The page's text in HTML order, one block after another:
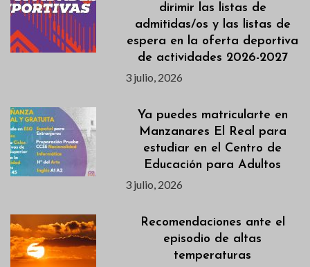
dirimir las listas de
admitidas/os y las listas de
espera en la oferta deportiva
de actividades 2026-2027
3 julio, 2026
Ya puedes matricularte en
Manzanares El Real para
estudiar en el Centro de
Educación para Adultos
3 julio, 2026
Recomendaciones ante el
episodio de altas
temperaturas